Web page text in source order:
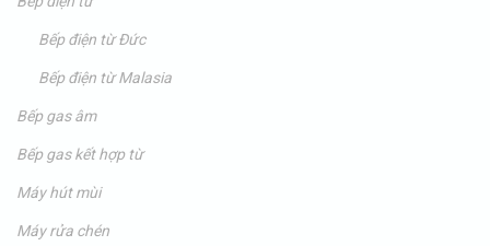
Bếp điện từ Đức
Bếp điện từ Malasia
Bếp gas âm
Bếp gas kết hợp từ
Máy hút mùi
Máy rửa chén